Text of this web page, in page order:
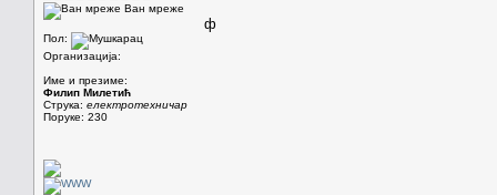
Ван мреже
Пол:
Организација:
Име и презиме:
Филип Милетић
Струка: електротехничар
Поруке: 230
ф